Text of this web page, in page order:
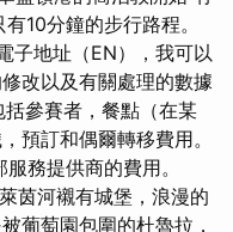
10分鐘的步行路程。
子地址（EN），我可以
改以及有關處理的數據
參賽者，餐點（在某
預訂和偶爾轉移費用。
務提供商的費用。
茵河襯有城堡，浪漫的
葡萄園包圍的杜魯拉，